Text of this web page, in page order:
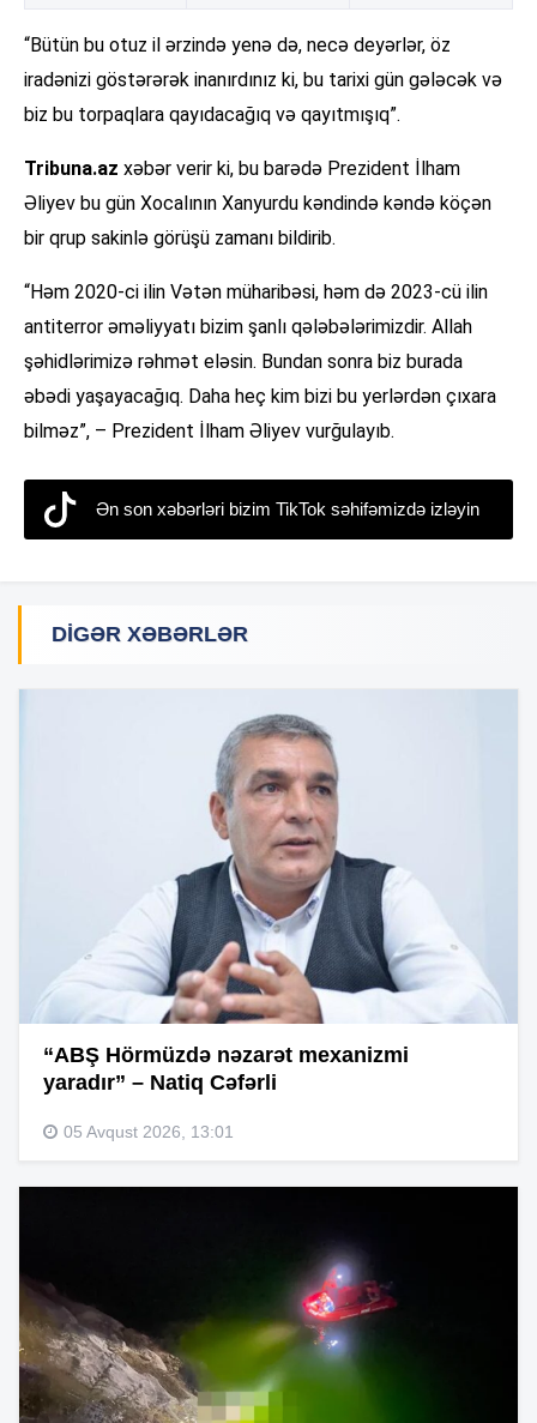
“Bütün bu otuz il ərzində yenə də, necə deyərlər, öz
iradənizi göstərərək inanırdınız ki, bu tarixi gün gələcək və
biz bu torpaqlara qayıdacağıq və qayıtmışıq”.
Tribuna.az xəbər verir ki, bu barədə Prezident İlham
Əliyev bu gün Xocalının Xanyurdu kəndində kəndə köçən
bir qrup sakinlə görüşü zamanı bildirib.
“Həm 2020-ci ilin Vətən müharibəsi, həm də 2023-cü ilin
antiterror əməliyyatı bizim şanlı qələbələrimizdir. Allah
şəhidlərimizə rəhmət eləsin. Bundan sonra biz burada
əbədi yaşayacağıq. Daha heç kim bizi bu yerlərdən çıxara
bilməz”, – Prezident İlham Əliyev vurğulayıb.
Ən son xəbərləri bizim TikTok səhifəmizdə izləyin
DIGƏR XƏBƏRLƏR
“ABŞ Hörmüzdə nəzarət mexanizmi
yaradır” – Natiq Cəfərli
05 Avqust 2026, 13:01